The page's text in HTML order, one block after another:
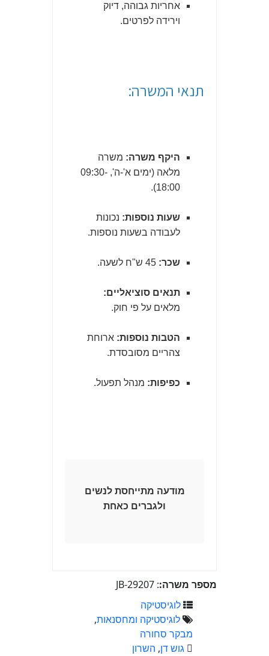
אחריות גבוהה, דיוק
וירידה לפרטים.
תנאי המשרה:
היקף משרה: משרה
מלאה (ימים א'-ה', 09:30-
18:00).
שעות נוספות: נכונות
לעבודה בשעות נוספות.
שכר: 45 ש"ח לשעה.
תנאים סוציאליים:
מלאים על פי חוק.
הטבות נוספות: ארוחת
צהריים מסובסדת.
כפיפות: מנהל תפעול.
מודעה מתייחסת לנשים
ולגברים כאחת
מספר משרה:: JB-29207
לוגיסטיקה
לוגיסטיקה ומחסנאות,
מבקר סחורה
גוש דן, השרון